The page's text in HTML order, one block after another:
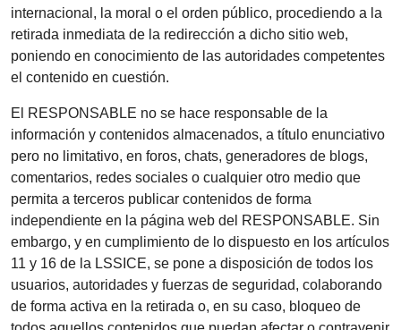
internacional, la moral o el orden público, procediendo a la
retirada inmediata de la redirección a dicho sitio web,
poniendo en conocimiento de las autoridades competentes
el contenido en cuestión.
El RESPONSABLE no se hace responsable de la
información y contenidos almacenados, a título enunciativo
pero no limitativo, en foros, chats, generadores de blogs,
comentarios, redes sociales o cualquier otro medio que
permita a terceros publicar contenidos de forma
independiente en la página web del RESPONSABLE. Sin
embargo, y en cumplimiento de lo dispuesto en los artículos
11 y 16 de la LSSICE, se pone a disposición de todos los
usuarios, autoridades y fuerzas de seguridad, colaborando
de forma activa en la retirada o, en su caso, bloqueo de